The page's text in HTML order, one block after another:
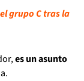
grupo C tras la
es un asunto